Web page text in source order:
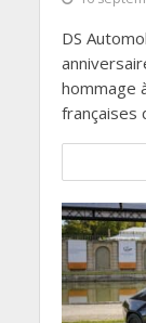
DS
hommage
françaises